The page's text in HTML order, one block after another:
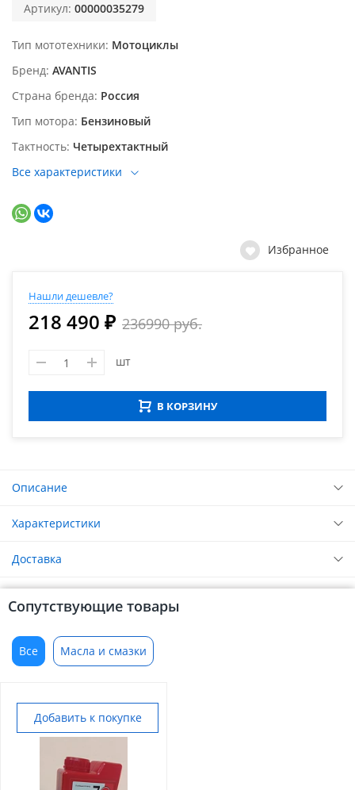
Артикул: 00000035279
Тип мототехники Мотоциклы
Бренд AVANTIS
Страна бренда Россия
Тип мотора Бензиновый
Тактность Четырехтактный
Все характеристики
Избранное
Нашли дешевле?
218 490 ₽ 236990 руб.
шт
В КОРЗИНУ
Описание
Характеристики
Доставка
Сопутствующие товары
Все Масла и смазки
Добавить к покупке